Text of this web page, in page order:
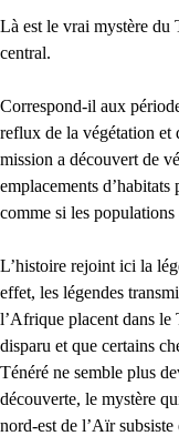
Là est le vrai mystère du
central.
Correspond-il aux
reflux de la végétation et
mission a découvert de
emplacements
comme si les
L’histoire rejoint ici la
effet, les légendes
l’Afrique placent dans le
disparu et que certains
Ténéré ne semble plus
découverte, le mystère
nord-est de l’Aïr